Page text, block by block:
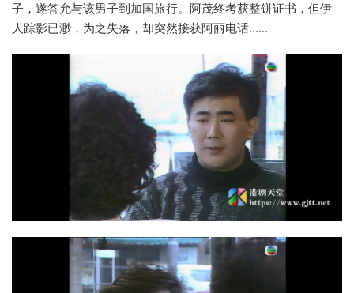
子，遂答允与该男子到加国旅行。阿茂终考获整饼证书，但伊
人踪影已渺，为之失落，却突然接获阿丽电话……